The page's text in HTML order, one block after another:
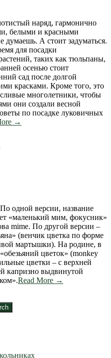
наряд, гармонично
белыми и красными
думаешь. А стоит задуматься.
для посадки
таких как тюльпаны,
осенью стоит
сад после долгой
красками. Кроме того, это
многолетники, чтобы
они создали весной
по посадке луковичных
→
одной версии, название
«маленький мим, фокусник»
mime. По другой версии –
(венчик цветка по форме
мартышки). На родине, в
цветок» (monkey
цветки – с верхней
капризно выдвинутой
Read More →